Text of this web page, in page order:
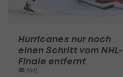
Hurricanes nur noch
einen Schritt vom NHL-
Finale entfernt
NHL